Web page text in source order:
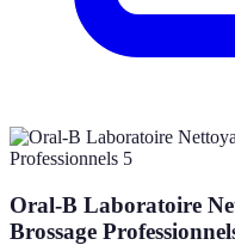
Oral-B Laboratoire
Brossage